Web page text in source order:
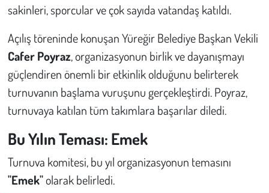
sakinleri, sporcular ve çok sayıda vatandaş katıldı.
Açılış töreninde konuşan Yüreğir Belediye Başkan Vekili
Cafer Poyraz, organizasyonun birlik ve dayanışmayı
güçlendiren önemli bir etkinlik olduğunu belirterek
turnuvanın başlama vuruşunu gerçekleştirdi. Poyraz,
turnuvaya katılan tüm takımlara başarılar diledi.
Bu Yılın Teması: Emek
Turnuva komitesi, bu yıl organizasyonun temasını
"Emek"olarak belirledi.